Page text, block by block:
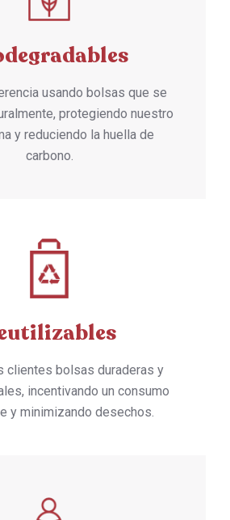
usando bolsas que se
protegiendo nuestro
y reduciendo la huella de
carbono.
clientes bolsas duraderas y
incentivando un consumo
y minimizando desechos.